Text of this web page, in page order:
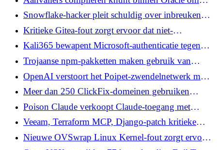
SQL-injectie om te zetten in Windows-
SYSTEEMtoegang
Snowflake-hacker pleit schuldig over inbreuken
die minstens 100 miljoen mensen treffen
Kritieke Gitea-fout zorgt ervoor dat niet-
geverifieerde aanvallers serverbestanden kunnen
lezen via org-modus-markeringen
Kali365 bewapent Microsoft-authenticatie tegen
Amerikaanse bedrijven: nieuw ondernemingsrisico
Trojaanse npm-pakketten maken gebruik van
NullReceiver-tactiek om C2 IP van Blockchain te
decoderen
OpenAI verstoort het Poipet-zwendelnetwerk met
behulp van ChatGPT via meerdere fraudeschema's
Meer dan 250 ClickFix-domeinen gebruiken
browservingerafdrukken om macOS-
malwarelokmiddelen te verbergen
Poison Claude verkoopt Claude-toegang met
korting terwijl de operator elke klantmelding ziet
Veeam, Terraform MCP, Django-patch kritieke
fouten, geleid door CVSS 10.0 cross-tenant bug
Nieuwe OVSwrap Linux Kernel-fout zorgt ervoor
dat lokale gebruikers root kunnen krijgen via Open